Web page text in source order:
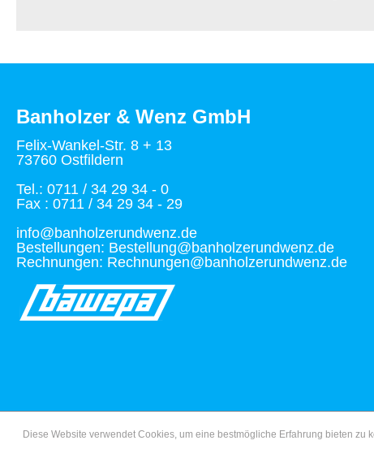
Banholzer & Wenz GmbH
Felix-Wankel-Str. 8 + 13
73760 Ostfildern
Tel.: 0711 / 34 29 34 - 0
Fax : 0711 / 34 29 34 - 29
info@banholzerundwenz.de
Bestellungen: Bestellung@banholzerundwenz.de
Rechnungen: Rechnungen@banholzerundwenz.de
Diese Website verwendet Cookies, um eine bestmögliche Erfahrung bieten zu